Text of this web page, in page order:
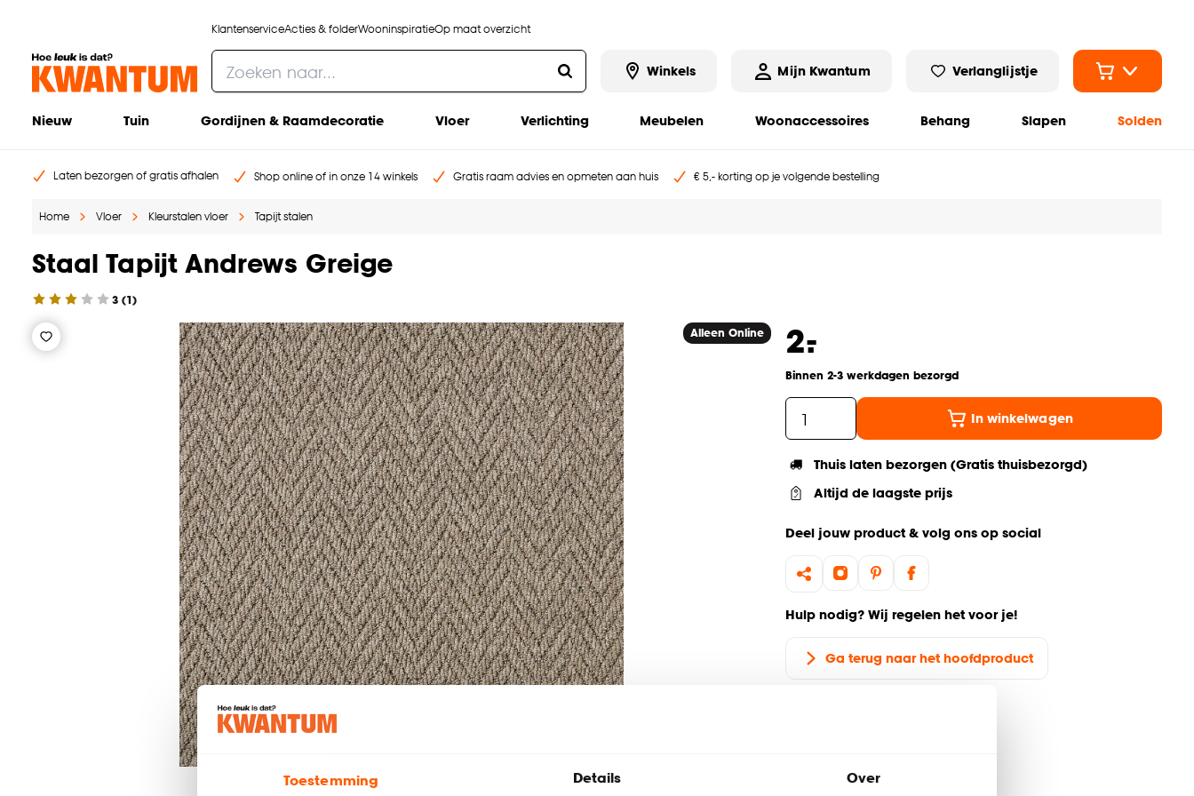
Toestemming Details Over
KlantenserviceActies & folderWooninspiratieOp maat overzicht
Winkels Mijn Kwantum Verlanglijstje
Nieuw Tuin Gordijnen & Raamdecoratie Vloer Verlichting Meubelen Woonaccessoires Behang Slapen Solden
Laten bezorgen of gratis afhalen Shop online of in onze 14 winkels Gratis raam advies en opmeten aan huis € 5,- korting op je volgende bestelling
Home Vloer Kleurstalen vloer Tapijt stalen
Staal Tapijt Andrews Greige
3 (1)
Alleen Online 2.
-
Binnen 2-3 werkdagen bezorgd
In winkelwagen
Thuis laten bezorgen (Gratis thuisbezorgd)
Altijd de laagste prijs
Deel jouw product & volg ons op social
Hulp nodig? Wij regelen het voor je!
Ga terug naar het hoofdproduct